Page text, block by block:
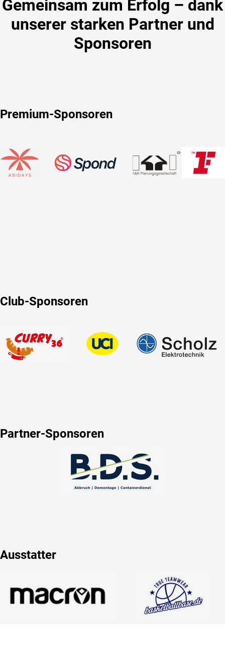
Gemeinsam zum Erfolg – dank
unserer starken Partner und
Sponsoren
Premium-Sponsoren
Club-Sponsoren
Partner-Sponsoren
Ausstatter